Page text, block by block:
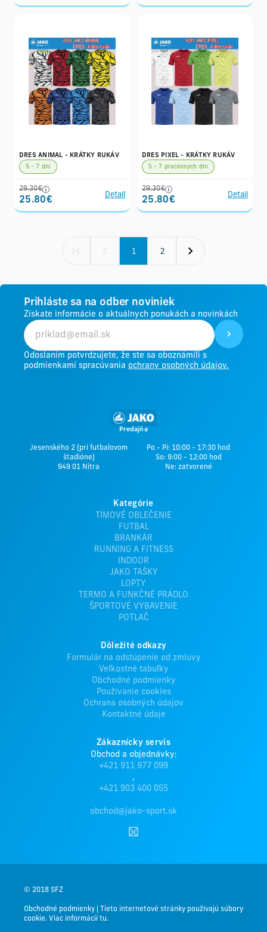
DRES ANIMAL - KRÁTKY RUKÁV
5 - 7 dní
29.30€
25.80€
Detail
DRES PIXEL - KRÁTKY RUKÁV
5 - 7 pracovných dní
29.30€
25.80€
Detail
1 2
Prihláste sa na odber noviniek
Získate informácie o aktuálnych ponukách a novinkách
Odoslaním potvrdzujete, že ste sa oboznámili s
podmienkami spracúvania ochrany osobných údajov.
Predajňa
Jesenského 2 (pri futbalovom
štadióne)
949 01 Nitra
Po - Pi: 10:00 - 17:30 hod
So: 9:00 - 12:00 hod
Ne: zatvorené
Kategórie
TÍMOVÉ OBLEČENIE
FUTBAL
BRANKÁR
RUNNING A FITNESS
INDOOR
JAKO TAŠKY
LOPTY
TERMO A FUNKČNÉ PRÁDLO
ŠPORTOVÉ VYBAVENIE
POTLAČ
Dôležité odkazy
Formulár na odstúpenie od zmluvy
Veľkostné tabuľky
Obchodné podmienky
Používanie cookies
Ochrana osobných údajov
Kontaktné údaje
Zákaznícky servis
Obchod a objednávky:
+421 911 977 099
,
+421 903 400 055
obchod@jako-sport.sk
© 2018 SFZ
Obchodné podmienky
Tieto internetové stránky používajú súbory
cookie. Viac informácií tu.